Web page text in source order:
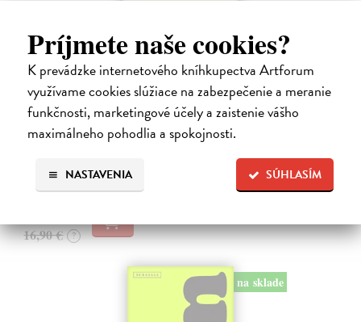
Príjmete naše cookies?
K prevádzke internetového kníhkupectva Artforum
využívame cookies slúžiace na zabezpečenie a meranie
funkčnosti, marketingové účely a zaistenie vášho
maximálneho pohodlia a spokojnosti.
SÚHLASÍM
NASTAVENIA
Kolotočárka
Wernerová Jana| Kniha
Tam, kde sa radosť zo slobodného pohybu a dobrodružstva prelína s
pocitom vyčlenenia. Tam, kde rastie starý gaštan a okolo neho sa krúti
život dievčatka, ktoré od svojej starej mamy dostalo meno Zelinka.…
Na sklade ?
16,90 € ?
na sklade